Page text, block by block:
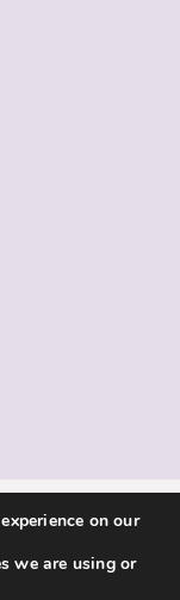
on our
we are using or